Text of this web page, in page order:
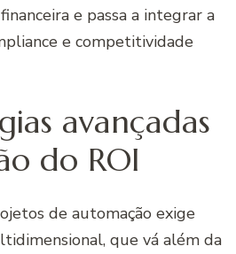
e passa a integrar a
e competitividade
avançadas
do ROI
de automação exige
que vá além da